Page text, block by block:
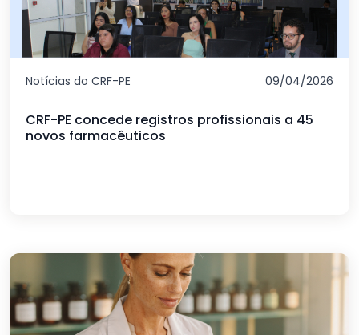
Notícias do CRF-PE 09/04/2026
CRF-PE concede registros profissionais a 45
novos farmacêuticos